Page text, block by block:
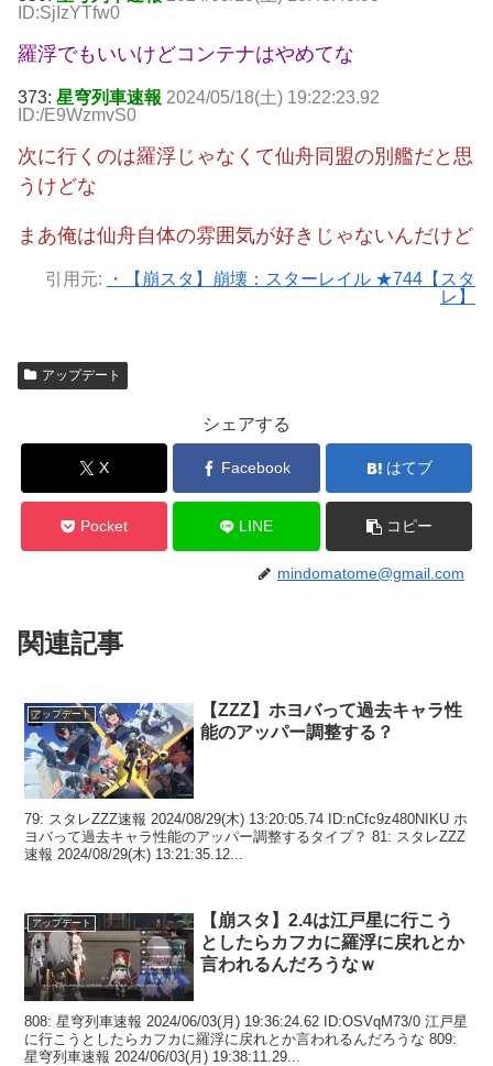
ID:SjIzYTfw0
羅浮でもいいけどコンテナはやめてな
373: 星穹列車速報 2024/05/18(土) 19:22:23.92
ID:/E9WzmvS0
次に行くのは羅浮じゃなくて仙舟同盟の別艦だと思
うけどな
まあ俺は仙舟自体の雰囲気が好きじゃないんだけど
引用元:
・【崩スタ】崩壊：スターレイル ★744【スタ
レ】
アップデート
シェアする
X Facebook はてブ
Pocket LINE コピー
mindomatome@gmail.com
関連記事
アップデート
【ZZZ】ホヨバって過去キャラ性
能のアッパー調整する？
79: スタレZZZ速報 2024/08/29(木) 13:20:05.74 ID:nCfc9z480NIKU ホ
ヨバって過去キャラ性能のアッパー調整するタイプ？ 81: スタレZZZ
速報 2024/08/29(木) 13:21:35.12...
アップデート
【崩スタ】2.4は江戸星に行こう
としたらカフカに羅浮に戻れとか
言われるんだろうなｗ
808: 星穹列車速報 2024/06/03(月) 19:36:24.62 ID:OSVqM73/0 江戸星
に行こうとしたらカフカに羅浮に戻れとか言われるんだろうな 809:
星穹列車速報 2024/06/03(月) 19:38:11.29...